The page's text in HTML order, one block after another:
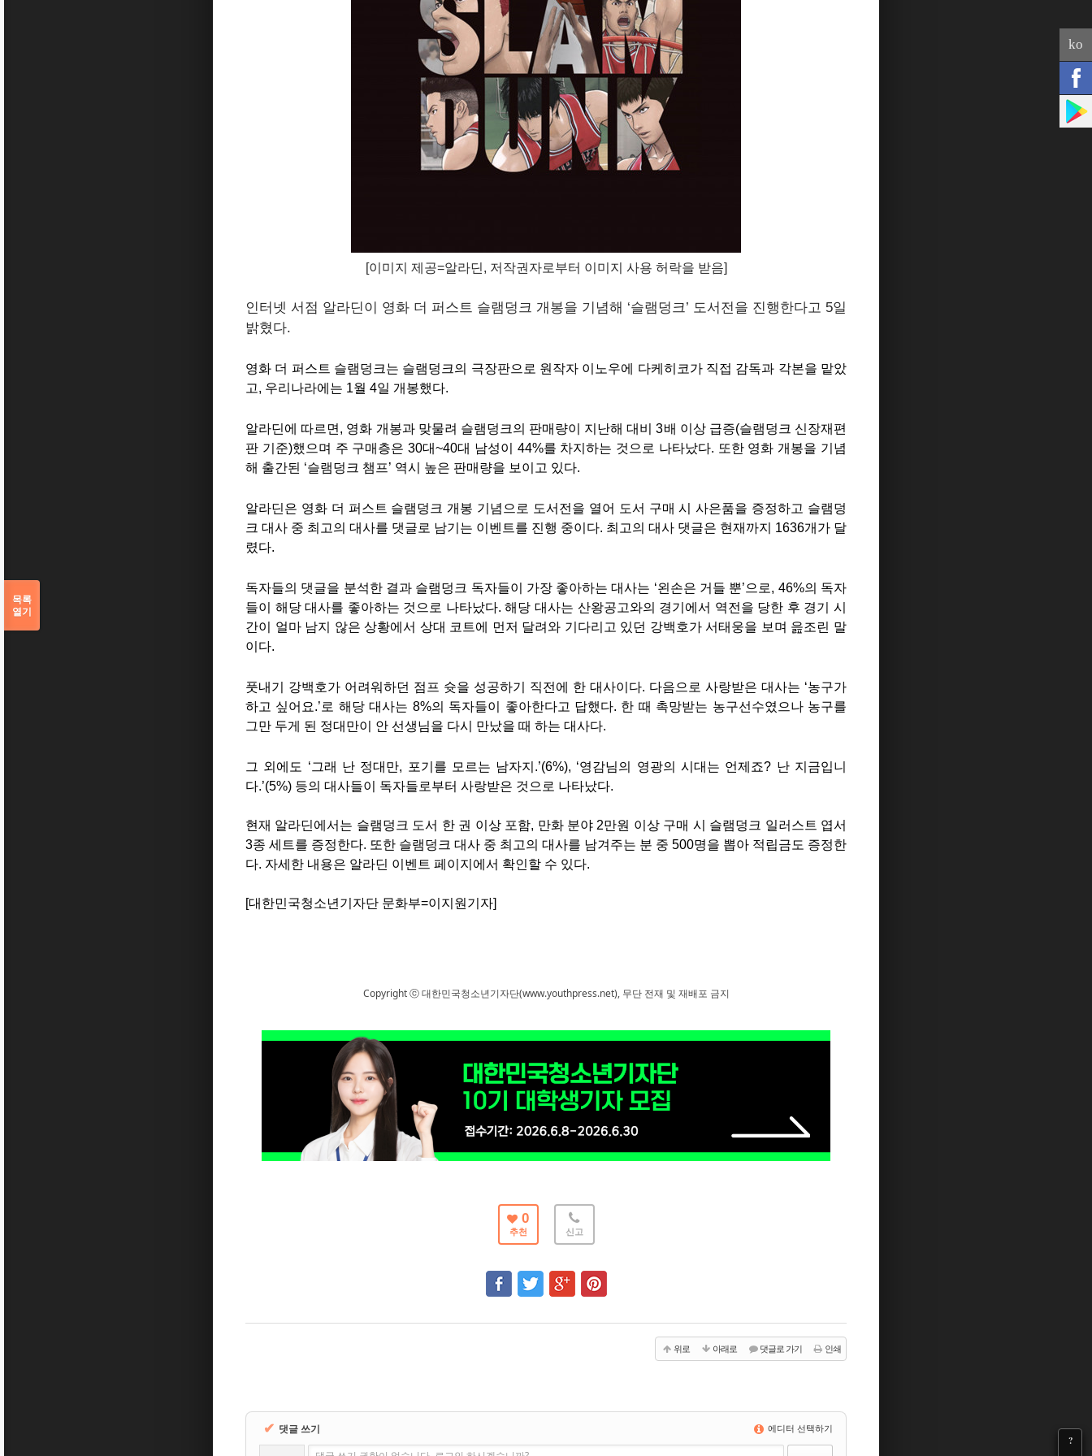
?
[이미지 제공=알라딘, 저작권자로부터 이미지 사용 허락을 받음]
인터넷 서점 알라딘이 영화 더 퍼스트 슬램덩크 개봉을 기념해 ‘슬램덩크’ 도서전을 진행한다고 5일
밝혔다.
영화 더 퍼스트 슬램덩크는 슬램덩크의 극장판으로 원작자 이노우에 다케히코가 직접 감독과 각본을 맡았
고, 우리나라에는 1월 4일 개봉했다.
알라딘에 따르면, 영화 개봉과 맞물려 슬램덩크의 판매량이 지난해 대비 3배 이상 급증(슬램덩크 신장재편
판 기준)했으며 주 구매층은 30대~40대 남성이 44%를 차지하는 것으로 나타났다. 또한 영화 개봉을 기념
해 출간된 ‘슬램덩크 챔프’ 역시 높은 판매량을 보이고 있다.
알라딘은 영화 더 퍼스트 슬램덩크 개봉 기념으로 도서전을 열어 도서 구매 시 사은품을 증정하고 슬램덩
크 대사 중 최고의 대사를 댓글로 남기는 이벤트를 진행 중이다. 최고의 대사 댓글은 현재까지 1636개가 달
렸다.
독자들의 댓글을 분석한 결과 슬램덩크 독자들이 가장 좋아하는 대사는 ‘왼손은 거들 뿐’으로, 46%의 독자
들이 해당 대사를 좋아하는 것으로 나타났다. 해당 대사는 산왕공고와의 경기에서 역전을 당한 후 경기 시
간이 얼마 남지 않은 상황에서 상대 코트에 먼저 달려와 기다리고 있던 강백호가 서태웅을 보며 읊조린 말
이다.
풋내기 강백호가 어려워하던 점프 슛을 성공하기 직전에 한 대사이다. 다음으로 사랑받은 대사는 ‘농구가
하고 싶어요.’로 해당 대사는 8%의 독자들이 좋아한다고 답했다. 한 때 촉망받는 농구선수였으나 농구를
그만 두게 된 정대만이 안 선생님을 다시 만났을 때 하는 대사다.
그 외에도 ‘그래 난 정대만, 포기를 모르는 남자지.’(6%), ‘영감님의 영광의 시대는 언제죠? 난 지금입니
다.’(5%) 등의 대사들이 독자들로부터 사랑받은 것으로 나타났다.
현재 알라딘에서는 슬램덩크 도서 한 권 이상 포함, 만화 분야 2만원 이상 구매 시 슬램덩크 일러스트 엽서
3종 세트를 증정한다. 또한 슬램덩크 대사 중 최고의 대사를 남겨주는 분 중 500명을 뽑아 적립금도 증정한
다. 자세한 내용은 알라딘 이벤트 페이지에서 확인할 수 있다.
[대한민국청소년기자단 문화부=이지원기자]
Copyright ⓒ 대한민국청소년기자단(www.youthpress.net), 무단 전재 및 재배포 금지
0
추천 신고
위로 아래로 댓글로 가기 인쇄
✔ 댓글 쓰기 에디터 선택하기
목록
열기
ko